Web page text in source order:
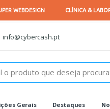
info@cybercash.pt
Gerais Destaques